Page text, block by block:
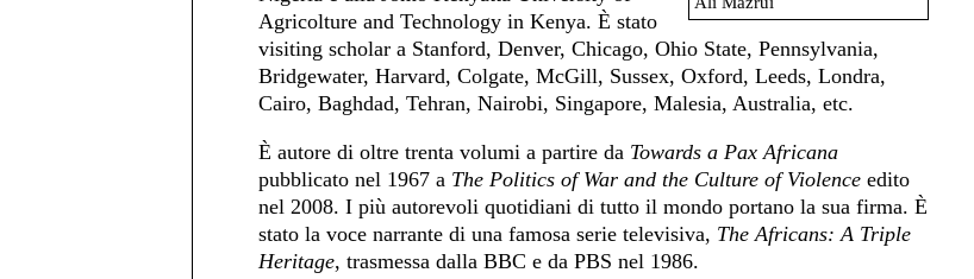
Agricolture and Technology in Kenya. È stato
visiting scholar a Stanford, Denver, Chicago, Ohio State, Pennsylvania,
Bridgewater, Harvard, Colgate, McGill, Sussex, Oxford, Leeds, Londra,
Cairo, Baghdad, Tehran, Nairobi, Singapore, Malesia, Australia, etc.
È autore di oltre trenta volumi a partire da Towards a Pax Africana
pubblicato nel 1967 a The Politics of War and the Culture of Violence edito
nel 2008. I più autorevoli quotidiani di tutto il mondo portano la sua firma. È
stato la voce narrante di una famosa serie televisiva, The Africans: A Triple
Heritage, trasmessa dalla BBC e da PBS nel 1986.